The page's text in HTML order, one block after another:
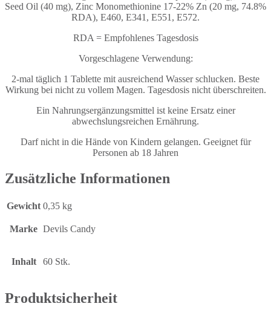
Seed Oil (40 mg), Zinc Monomethionine 17-22% Zn (20 mg, 74.8%
RDA), E460, E341, E551, E572.
RDA = Empfohlenes Tagesdosis
Vorgeschlagene Verwendung:
2-mal täglich 1 Tablette mit ausreichend Wasser schlucken. Beste
Wirkung bei nicht zu vollem Magen. Tagesdosis nicht überschreiten.
Ein Nahrungsergänzungsmittel ist keine Ersatz einer
abwechslungsreichen Ernährung.
Darf nicht in die Hände von Kindern gelangen. Geeignet für
Personen ab 18 Jahren
Zusätzliche Informationen
Gewicht 0,35 kg
Marke Devils Candy
Inhalt 60 Stk.
Produktsicherheit